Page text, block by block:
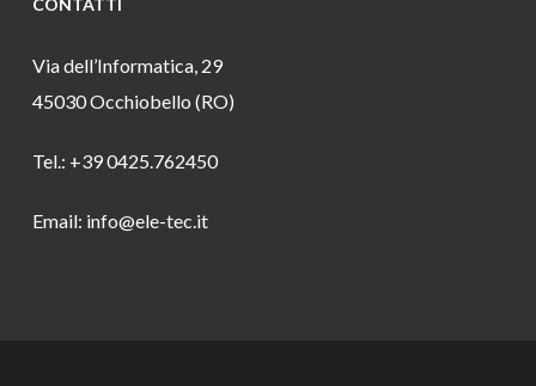
CONTATTI
Via dell’Informatica, 29
45030 Occhiobello (RO)
Tel.: +39 0425.762450
Email: info@ele-tec.it